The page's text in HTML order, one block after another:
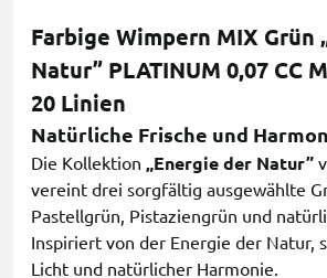
Farbige Wimpern MIX Grün
Natur” PLATINUM 0,07 CC
20 Linien
Natürliche Frische und
Die Kollektion „Energie der Natur”
vereint drei sorgfältig ausgewählte
Pastellgrün, Pistaziengrün und
Inspiriert von der Energie der Natur,
Licht und natürlicher Harmonie.